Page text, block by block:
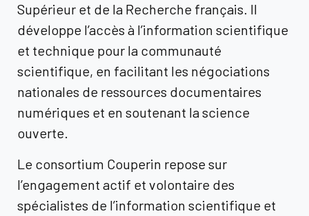
Supérieur et de la Recherche français. Il
développe l’accès à l’information scientifique
et technique pour la communauté
scientifique, en facilitant les négociations
nationales de ressources documentaires
numériques et en soutenant la science
ouverte.
Le consortium Couperin repose sur
l’engagement actif et volontaire des
spécialistes de l’information scientifique et